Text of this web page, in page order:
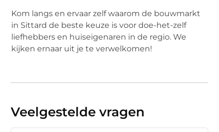
Kom langs en ervaar zelf waarom de bouwmarkt
in Sittard de beste keuze is voor doe-het-zelf
liefhebbers en huiseigenaren in de regio. We
kijken ernaar uit je te verwelkomen!
Veelgestelde vragen